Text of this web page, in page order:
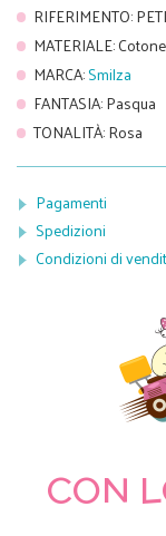
RIFERIMENTO:
MATERIALE:Cotone
MARCA:Smilza
FANTASIA:Pasqua
TONALITÀ:Rosa
Pagamenti
Spedizioni
Condizioni di
CON